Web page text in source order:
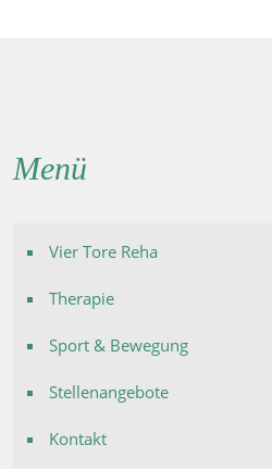
Menü
Vier Tore Reha
Therapie
Sport & Bewegung
Stellenangebote
Kontakt